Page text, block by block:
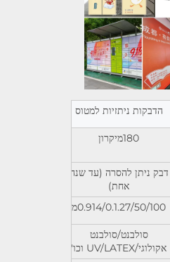
הדבקות ניתזיות למטוס
180מיקרון
דבק ניתן להסרה (עד שנה
אחת)
0.914/0.1.27/50/100מ
סולבנט/סולבנט
אקולוגי/UV/LATEX וכו'